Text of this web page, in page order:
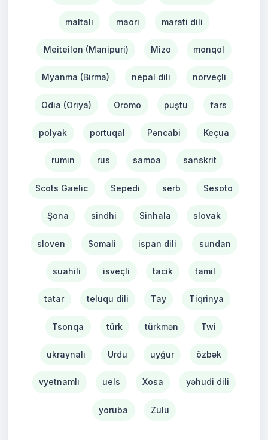
maltalı maori marati dili
Meiteilon (Manipuri) Mizo monqol
Myanma (Birma) nepal dili norveçli
Odia (Oriya) Oromo puştu fars
polyak portuqal Pəncabi Keçua
rumın rus samoa sanskrit
Scots Gaelic Sepedi serb Sesoto
Şona sindhi Sinhala slovak
sloven Somali ispan dili sundan
suahili isveçli tacik tamil
tatar teluqu dili Tay Tiqrinya
Tsonqa türk türkmən Twi
ukraynalı Urdu uyğur özbək
vyetnamlı uels Xosa yəhudi dili
yoruba Zulu